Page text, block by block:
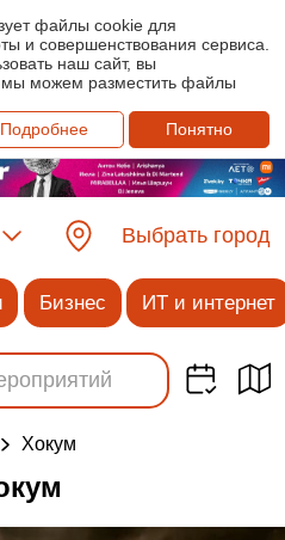
файлы cookie для
и совершенствования сервиса.
наш сайт, вы
мы можем разместить файлы
Подробнее
Понятно
Выбрать город
Бизнес ИТ и интернет
Хокум